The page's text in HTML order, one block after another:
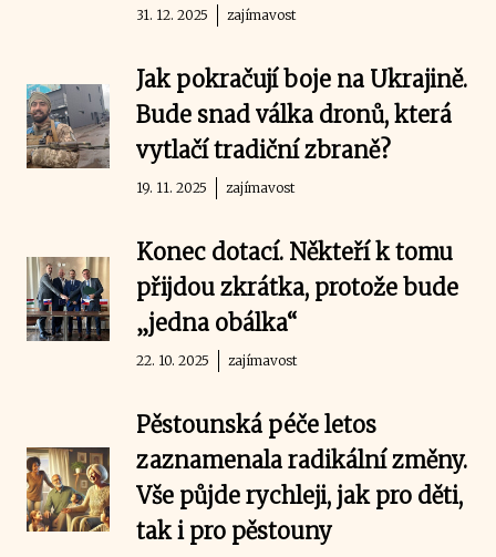
31. 12. 2025 zajímavost
Jak pokračují boje na Ukrajině.
Bude snad válka dronů, která
vytlačí tradiční zbraně?
19. 11. 2025 zajímavost
Konec dotací. Někteří k tomu
přijdou zkrátka, protože bude
„jedna obálka“
22. 10. 2025 zajímavost
Pěstounská péče letos
zaznamenala radikální změny.
Vše půjde rychleji, jak pro děti,
tak i pro pěstouny